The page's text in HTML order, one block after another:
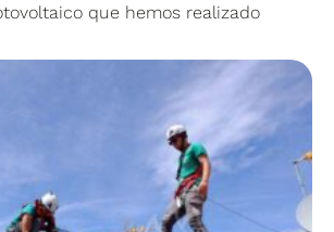
que hemos realizado